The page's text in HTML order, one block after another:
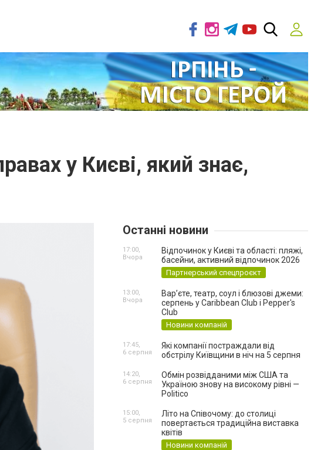
у Києві, який знає,
Останні новини
Відпочинок у Києві та області: пляжі,
басейни, активний відпочинок 2026
Партнерський спецпроєкт
17:00,
Вчора
Вар’єте, театр, соул і блюзові джеми:
серпень у Caribbean Club і Pepper's
Club
Новини компаній
13:00,
Вчора
Які компанії постраждали від
обстрілу Київщини в ніч на 5 серпня
17:45,
6 серпня
Обмін розвідданими між США та
Україною знову на високому рівні —
Politico
14:20,
6 серпня
Літо на Співочому: до столиці
повертається традиційна виставка
квітів
Новини компаній
15:00,
5 серпня